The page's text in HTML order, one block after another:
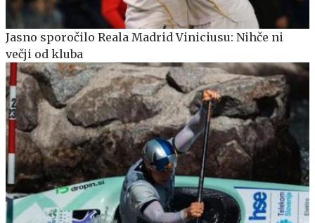
Jasno sporočilo Reala Madrid Viniciusu: Nihče ni
večji od kluba